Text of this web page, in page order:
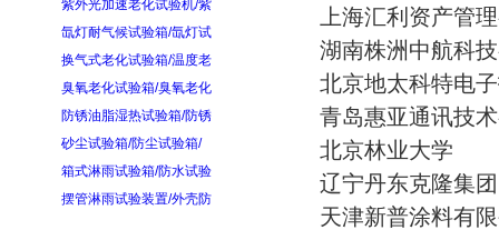
紫外光加速老化试验机/紫
氙灯耐气候试验箱/氙灯试
换气式老化试验箱/温度老
臭氧老化试验箱/臭氧老化
防锈油脂湿热试验箱/防锈
砂尘试验箱/防尘试验箱/
箱式淋雨试验箱/防水试验
摆管淋雨试验装置/外壳防
上海汇利资产管理
湖南株洲中航科技
北京地太科特电子
青岛惠亚通讯技术
北京林业大学
辽宁丹东克隆集团
天津新普涂料有